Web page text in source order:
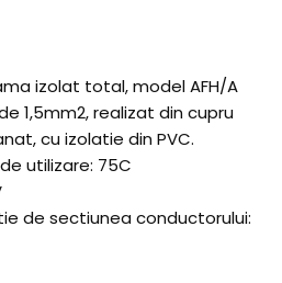
izolat total, model AFH/A
1,5mm2, realizat din cupru
cu izolatie din PVC.
utilizare: 75C
de sectiunea conductorului: